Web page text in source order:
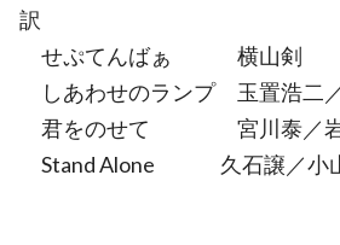
訳
せぷてんばぁ 横山剣
しあわせのランプ 玉置浩二
君をのせて 宮川泰／岩
Stand Alone 久石譲／小